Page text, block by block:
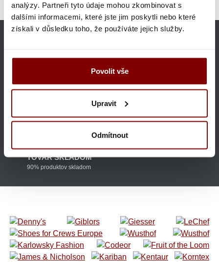
analýzy. Partneři tyto údaje mohou zkombinovat s
dalšími informacemi, které jste jim poskytli nebo které
získali v důsledku toho, že používáte jejich služby.
Povolit vše
Upravit
Odmítnout
Výrobcovia Profesionálne kuchárske nože F.Dick
nad 160 €
GARANCIA KVALITY
TOVAR SKLADOM
90% produktov skladom